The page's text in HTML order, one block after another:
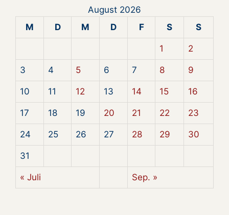
August 2026
M
D M D F S S
1 2
3 4 5 6 7 8 9
10 11 12 13 14 15 16
17 18 19 20 21 22 23
24 25 26 27 28 29 30
31
« Juli Sep. »